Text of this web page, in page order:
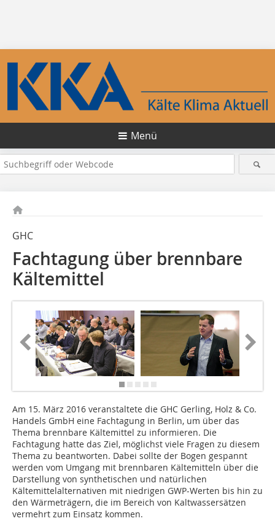
Menü
GHC
Fachtagung über brennbare
Kältemittel
Am 15. März 2016 veranstaltete die GHC Gerling, Holz & Co.
Handels GmbH eine Fachtagung in Berlin, um über das
Thema brennbare Kältemittel zu informieren. Die
Fachtagung hatte das Ziel, möglichst viele Fragen zu diesem
Thema zu beantworten. Dabei sollte der Bogen gespannt
werden vom Umgang mit brennbaren Kältemitteln über die
Darstellung von synthetischen und natürlichen
Kältemittelalternativen mit niedrigen GWP-Werten bis hin zu
den Wärmeträgern, die im Bereich von Kaltwassersätzen
vermehrt zum Einsatz kommen.